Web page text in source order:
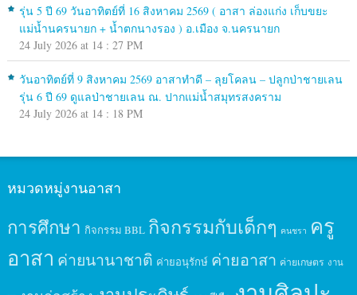
รุ่น 5 ปี 69 วันอาทิตย์ที่ 16 สิงหาคม 2569 ( อาสา ล่องแก่ง เก็บขยะ
แม่น้ำนครนายก + น้ำตกนางรอง ) อ.เมือง จ.นครนายก
24 July 2026 at 14 : 27 PM
วันอาทิตย์ที่ 9 สิงหาคม 2569 อาสาทำดี – ลุยโคลน – ปลูกป่าชายเลน
รุ่น 6 ปี 69 ดูแลป่าชายเลน ณ. ปากแม่น้ำสมุทรสงคราม
24 July 2026 at 14 : 18 PM
หมวดหมู่งานอาสา
การศึกษา กิจกรรม BBL กิจกรรมกับเด็กๆ คนชรา ครู
อาสา ค่ายนานาชาติ ค่ายอนุรักษ์ ค่ายอาสา ค่ายเกษตร งาน